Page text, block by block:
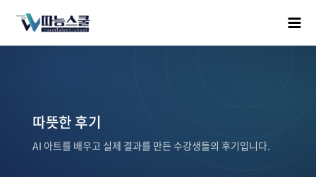
따뜻한 후기
AI 아트를 배우고 실제 결과를 만든 수강생들의 후기입니다.